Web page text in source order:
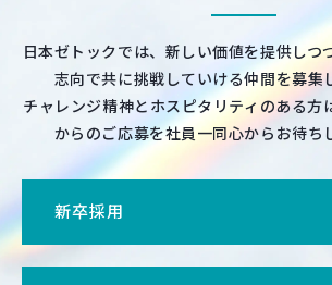
日本ゼトックでは、新しい価値を提供しつ
志向で共に挑戦していける仲間を募集
チャレンジ精神とホスピタリティのある方
からのご応募を社員一同心からお待ち
新卒採用